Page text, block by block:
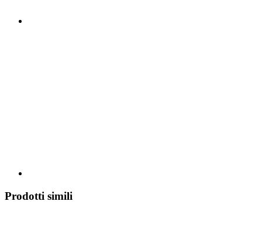
Prodotti simili